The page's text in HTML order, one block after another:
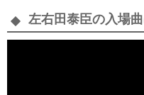
左右田泰臣の入場